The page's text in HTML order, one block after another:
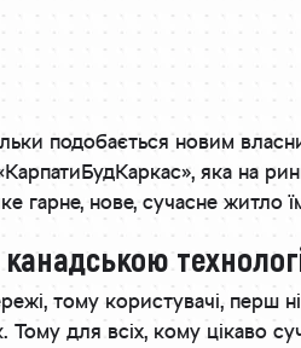
подобається новим
яка на
гарне, нове, сучасне житло
тому користувачі, перш
для всіх, кому цікаво